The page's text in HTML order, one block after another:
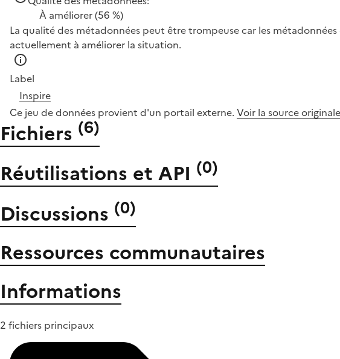
À améliorer(56 %)
La qualité des métadonnées peut être trompeuse car les
actuellement à améliorer la situation.
Label
Inspire
Ce jeu de données provient d'un portail externe. Voir la source
Fichiers (6)
Réutilisations et API (0)
Discussions (0)
Ressources communautaires
Informations
2 fichiers principaux